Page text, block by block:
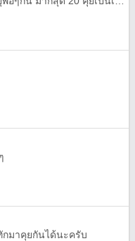
กมาคุยกันได้นะครับ